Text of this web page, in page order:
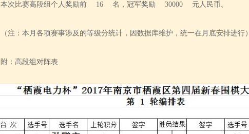
本次比赛高段组个人奖励前
16 名，冠军奖励 30000 元人民币。
（注：本月各项赛事涉及的等级分统计，因数据库维护，统一在月底安排进行）
附：高段组对阵表